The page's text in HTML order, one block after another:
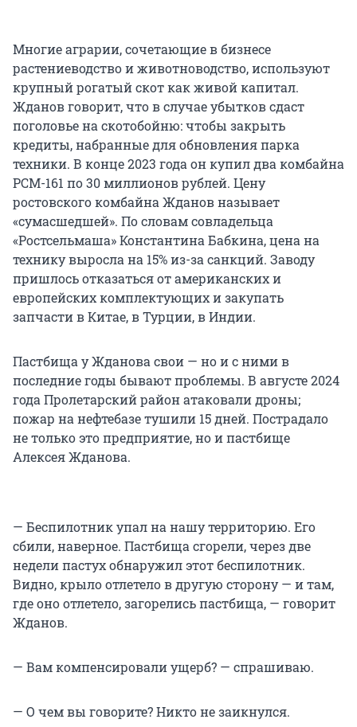
Многие аграрии, сочетающие в бизнесе
растениеводство и животноводство, используют
крупный рогатый скот как живой капитал.
Жданов говорит, что в случае убытков сдаст
поголовье на скотобойню: чтобы закрыть
кредиты, набранные для обновления парка
техники. В конце 2023 года он купил два комбайна
РСМ-161 по 30 миллионов рублей. Цену
ростовского комбайна Жданов называет
«сумасшедшей». По словам совладельца
«Ростсельмаша» Константина Бабкина, цена на
технику выросла на 15% из-за санкций. Заводу
пришлось отказаться от американских и
европейских комплектующих и закупать
запчасти в Китае, в Турции, в Индии.
Пастбища у Жданова свои — но и с ними в
последние годы бывают проблемы. В августе 2024
года Пролетарский район атаковали дроны;
пожар на нефтебазе тушили 15 дней. Пострадало
не только это предприятие, но и пастбище
Алексея Жданова.
— Беспилотник упал на нашу территорию. Его
сбили, наверное. Пастбища сгорели, через две
недели пастух обнаружил этот беспилотник.
Видно, крыло отлетело в другую сторону — и там,
где оно отлетело, загорелись пастбища, — говорит
Жданов.
— Вам компенсировали ущерб? — спрашиваю.
— О чем вы говорите? Никто не заикнулся.